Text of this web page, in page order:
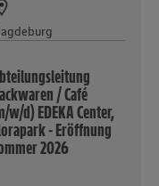
/ Café
w/d) EDEKA Center,
- Eröffnung
2026